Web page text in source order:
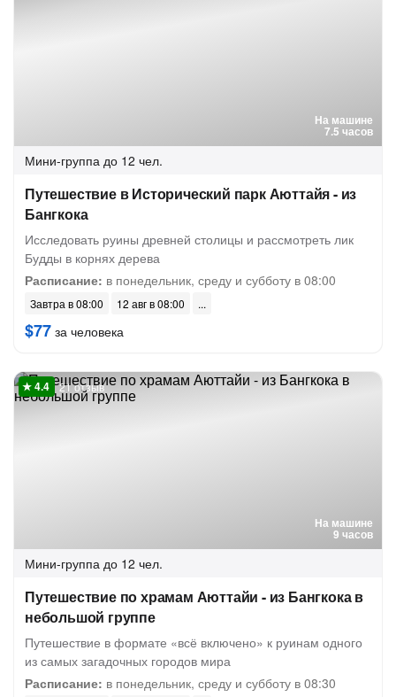
На машине
7.5 часов
Мини-группа до 12 чел.
Путешествие в Исторический парк Аюттайя - из
Бангкока
Исследовать руины древней столицы и рассмотреть лик
Будды в корнях дерева
Расписание: в понедельник, среду и субботу в 08:00
Завтра в 08:00 12 авг в 08:00
$77 за человека
На машине
9 часов
21 отзыв
Мини-группа до 12 чел.
Путешествие по храмам Аюттайи - из Бангкока в
небольшой группе
Путешествие в формате «всё включено» к руинам одного
из самых загадочных городов мира
Расписание: в понедельник, среду и субботу в 08:30